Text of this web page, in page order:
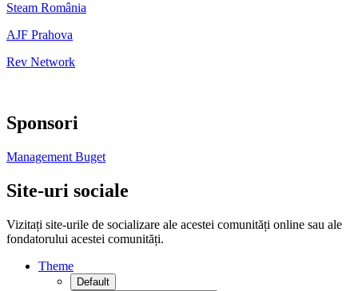
Steam România
AJF Prahova
Rev Network
Sponsori
Management Buget
Site-uri sociale
Vizitați site-urile de socializare ale acestei comunități online sau ale
fondatorului acestei comunități.
Theme
Default